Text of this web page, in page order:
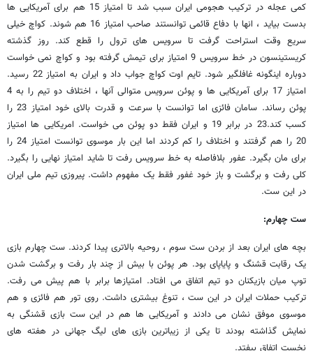
کمی عجله در ترکیب هجومی ایران سبب شد تا امتیاز 15 هم برای آمریکایی ها
بدست بیاید ، انها با دفاع قائمی توانستند صاحب امتیاز 16 هم شوند. کواچ خیلی
سریع وقت استراحت گرفت تا سرویس های ترول را قطع کند. روز گذشته
کریستینسون در خط سرویس 9 امتیاز برای تیمش گرفته بود و کواچ نمی خواست
دوباره اینگونه غافلگیر شود. تایم اوت کواچ جواب داد و ایران به امتیاز 22 رسید.
امتیاز 17 برای آمریکایی ها و پوئن سرویس متوالی آنها ، اختلاف دو تیم را به 4
پوئن رساند. سامان فائزی اما توانست با سرعت و قدرت بالای خود امتیاز 23 را
کسب کند.23 در برابر 19 و ایران فقط دو پوئن می خواست. امریکایی ها امتیاز
20 را هم گرفتند و اختلاف را کم کردند اما این بار موسوی توانست امتیاز 24 را
برای مان بگیرد. عفور بلافاصله به خط سرویس رفت تا شاید امتیاز نهایی را بگیرد.
کلی رفت و برگشت و باز خود غفور فقط یک مفهوم داشت. پیروزی تیم ملی ایران
در این ست.
ست چهارم:
بچه های ایران بعد از بردن ست سوم ، روحیه بالاتری پیدا کردند. ست چهارم بازی
یک رقابت قشنگ و پایاپای بود. هر پوئن با بیش از چند بار رفت و برگشت شدن
توپ میان بازیکنان دو تیم اتفاق می افتاد. امتیازها برابر با هم پیش می رفت.
ترکیب حملات ایران در این ست ، تنوغ بیشتری داشت. روی تور هم فائزی و هم
موسوی موفق نشان می دادند و آمریکایی ها هم در این ست بازی قشنگی به
نمایش گذاشته بودند تا یکی از زیباترین بازی های لیگ جهانی در هفته های